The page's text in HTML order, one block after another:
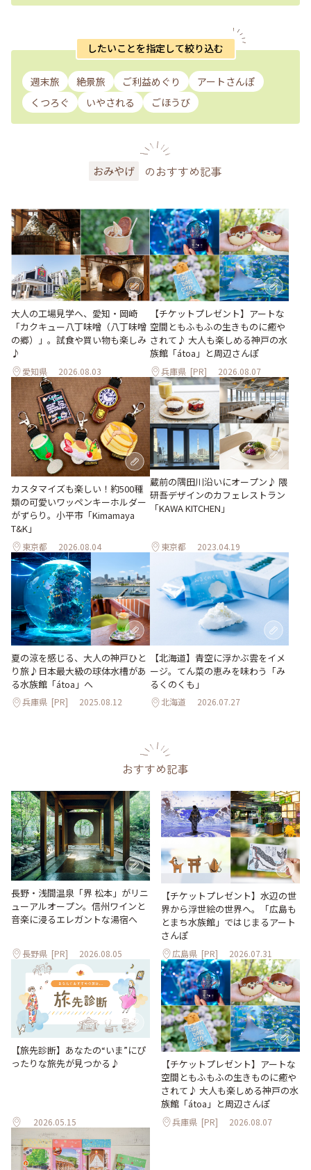
したいことを指定して絞り込む
週末旅 絶景旅 ご利益めぐり
アートさんぽ
くつろぐ
いやされる ごほうび
おみやげ のおすすめ記事
大人の工場見学へ、愛知・岡崎
「カクキュー八丁味噌（八丁味噌
の郷）」。試食や買い物も楽しみ
♪
愛知県 2026.08.03
【チケットプレゼント】アートな
空間ともふもふの生きものに癒や
されて♪ 大人も楽しめる神戸の水
族館「átoa」と周辺さんぽ
兵庫県 [PR] 2026.08.07
カスタマイズも楽しい！約500種
類の可愛いワッペンキーホルダー
がずらり。小平市「Kimamaya
T&K」
東京都 2026.08.04
蔵前の隅田川沿いにオープン♪ 隈
研吾デザインのカフェレストラン
「KAWA KITCHEN」
東京都 2023.04.19
夏の涼を感じる、大人の神戸ひと
り旅♪日本最大級の球体水槽があ
る水族館「átoa」へ
兵庫県 [PR] 2025.08.12
【北海道】青空に浮かぶ雲をイメ
ージ。てん菜の恵みを味わう「み
るくのくも」
北海道 2026.07.27
おすすめ記事
長野・浅間温泉「界 松本」がリニ
ューアルオープン。信州ワインと
音楽に浸るエレガントな湯宿へ
長野県 [PR] 2026.08.05
【チケットプレゼント】水辺の世
界から浮世絵の世界へ。「広島も
とまち水族館」ではじまるアート
さんぽ
広島県 [PR] 2026.07.31
【旅先診断】あなたの“いま”にぴ
ったりな旅先が見つかる♪
2026.05.15
【チケットプレゼント】アートな
空間ともふもふの生きものに癒や
されて♪ 大人も楽しめる神戸の水
族館「átoa」と周辺さんぽ
兵庫県 [PR] 2026.08.07